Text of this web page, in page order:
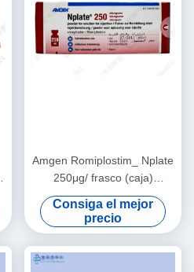
1 2 3
Amgen Romiplostim_ Nplate
250μg/ frasco (caja)
Trombocitopenia inmune
(ITP) Aplicable durante el
tratamiento con este
medicamento
Consiga el mejor
precio